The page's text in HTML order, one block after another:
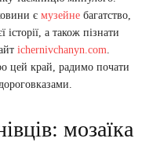
є музейне багатство,
а також пізнати
ichernivchanyn.com.
цей край, радимо почати
мозаїка